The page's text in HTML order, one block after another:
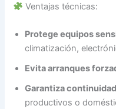
Ventajas técnicas:
Protege equipos
climatización,
Evita arranques
Garantiza
productivos o